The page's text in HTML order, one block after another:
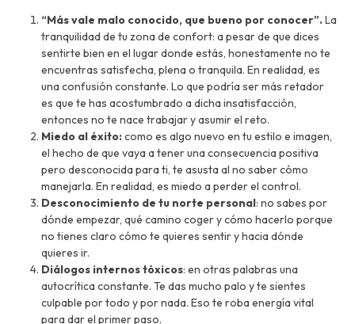
“Más vale malo conocido, que bueno por conocer”.La
tranquilidad de tu zona de confort: a pesar de que dices
sentirte bien en el lugar donde estás, honestamente no te
encuentras satisfecha, plena o tranquila. En realidad, es
una confusión constante. Lo que podría ser más retador
es que te has acostumbrado a dicha insatisfacción,
entonces no te nace trabajar y asumir el reto.
Miedo al éxito:como es algo nuevo en tu estilo e imagen,
el hecho de que vaya a tener una consecuencia positiva
pero desconocida para ti, te asusta al no saber cómo
manejarla. En realidad, es miedo a perder el control.
Desconocimiento de tu norte personal: no sabes por
dónde empezar, qué camino coger y cómo hacerlo porque
no tienes claro cómo te quieres sentir y hacia dónde
quieres ir.
Diálogos internos tóxicos: en otras palabras una
autocrítica constante. Te das mucho palo y te sientes
culpable por todo y por nada. Eso te roba energía vital
para dar el primer paso.